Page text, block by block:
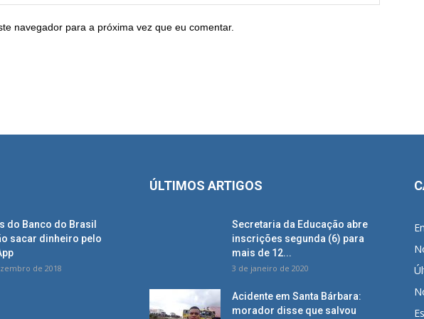
navegador para a próxima vez que eu comentar.
do Banco do Brasil
sacar dinheiro pelo
de 2018
ÚLTIMOS ARTIGOS
Secretaria da Educação abre
inscrições segunda (6) para
mais de 12...
3 de janeiro de 2020
Acidente em Santa Bárbara:
morador disse que salvou